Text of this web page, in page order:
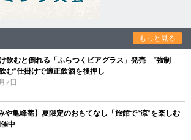
もっと見る
飲むと倒れる「ふらつくビアグラス」発売 “強制
む”仕掛けで適正飲酒を後押し
7日
や亀峰菴】夏限定のおもてなし「旅館で“涼”を楽しむ
中